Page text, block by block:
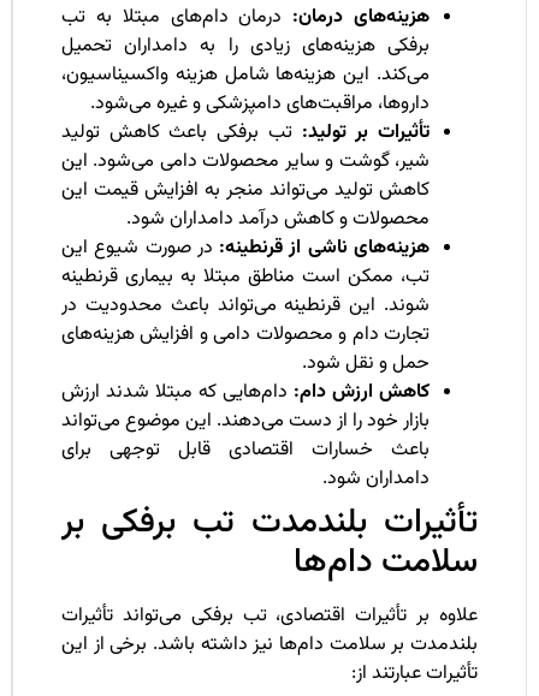
هزینه‌های درمان:درمان دام‌های مبتلا به تب
برفکی هزینه‌های زیادی را به دامداران تحمیل
می‌کند. این هزینه‌ها شامل هزینه واکسیناسیون،
داروها، مراقبت‌های دامپزشکی و غیره می‌شود.
تأثیرات بر تولید: تب برفکی باعث کاهش تولید
شیر، گوشت و سایر محصولات دامی می‌شود. این
کاهش تولید می‌تواند منجر به افزایش قیمت این
محصولات و کاهش درآمد دامداران شود.
هزینه‌های ناشی از قرنطینه:در صورت شیوع این
تب، ممکن است مناطق مبتلا به بیماری قرنطینه
شوند. این قرنطینه می‌تواند باعث محدودیت در
تجارت دام و محصولات دامی و افزایش هزینه‌های
حمل و نقل شود.
کاهش ارزش دام:دام‌هایی که مبتلا شدند ارزش
بازار خود را از دست می‌دهند. این موضوع می‌تواند
باعث خسارات اقتصادی قابل توجهی برای
دامداران شود.
بلندمدت تب برفکی بر
دام‌ها
بر تأثیرات اقتصادی، تب برفکی می‌تواند تأثیرات
بر سلامت دام‌ها نیز داشته باشد. برخی از این
عبارتند از: